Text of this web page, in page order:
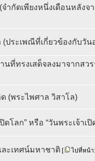
ำกัดเพียงหนึ่งเดือนหลังจ
ประเพณีที่เกี่ยวข้องกับวัน
นที่ทรงเสด็จลงมาจากสว
(พระไพศาล วิสาโล)
ดโลก” หรือ “วันพระเจ้าเปิ
ละเทศน์มหาชาติ [ ไปที่หน้